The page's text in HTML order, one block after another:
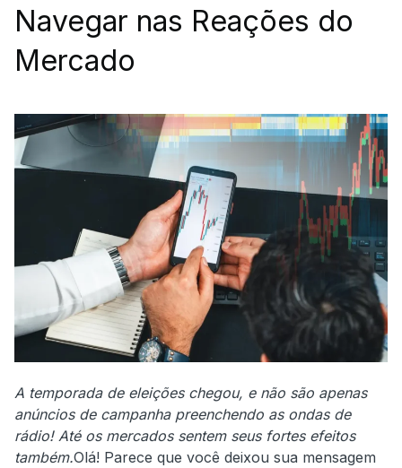
Navegar nas Reações do
Mercado
A temporada de eleições chegou, e não são apenas
anúncios de campanha preenchendo as ondas de
rádio! Até os mercados sentem seus fortes efeitos
também.Olá! Parece que você deixou sua mensagem